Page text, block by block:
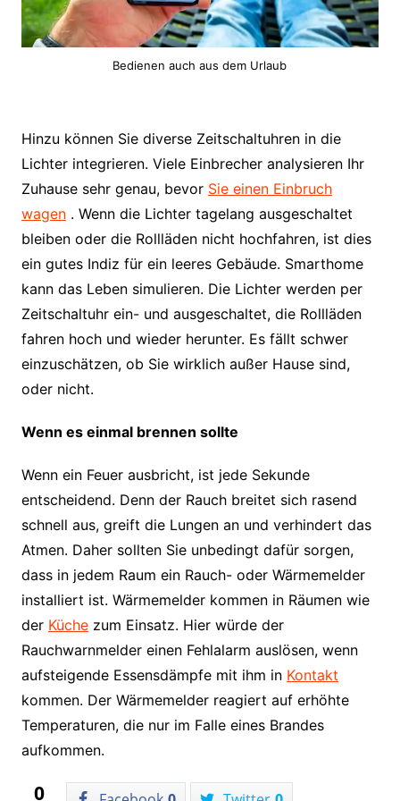
Bedienen auch aus dem Urlaub
Hinzu können Sie diverse Zeitschaltuhren in die
Lichter integrieren. Viele Einbrecher analysieren Ihr
Zuhause sehr genau, bevor Sie einen Einbruch
wagen. Wenn die Lichter tagelang ausgeschaltet
bleiben oder die Rollläden nicht hochfahren, ist dies
ein gutes Indiz für ein leeres Gebäude. Smarthome
kann das Leben simulieren. Die Lichter werden per
Zeitschaltuhr ein- und ausgeschaltet, die Rollläden
fahren hoch und wieder herunter. Es fällt schwer
einzuschätzen, ob Sie wirklich außer Hause sind,
oder nicht.
Wenn es einmal brennen sollte
Wenn ein Feuer ausbricht, ist jede Sekunde
entscheidend. Denn der Rauch breitet sich rasend
schnell aus, greift die Lungen an und verhindert das
Atmen. Daher sollten Sie unbedingt dafür sorgen,
dass in jedem Raum ein Rauch- oder Wärmemelder
installiert ist. Wärmemelder kommen in Räumen wie
der Küchezum Einsatz. Hier würde der
Rauchwarnmelder einen Fehlalarm auslösen, wenn
aufsteigende Essensdämpfe mit ihm in Kontakt
kommen. Der Wärmemelder reagiert auf erhöhte
Temperaturen, die nur im Falle eines Brandes
aufkommen.
0